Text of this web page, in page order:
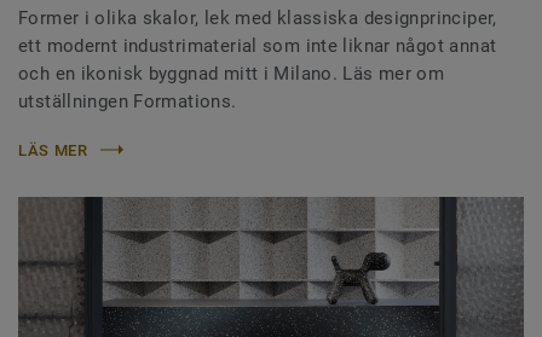
Former i olika skalor, lek med klassiska designprinciper,
ett modernt industrimaterial som inte liknar något annat
och en ikonisk byggnad mitt i Milano. Läs mer om
utställningen Formations.
LÄS MER